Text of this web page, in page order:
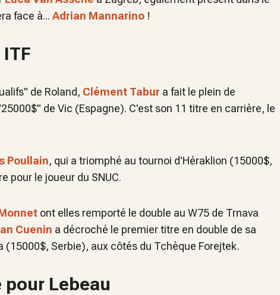
face à... Adrian Mannarino !
de Roland, Clément Tabur a fait le plein de
de Vic (Espagne). C'est son 11 titre en carrière, le
Poullain, qui a triomphé au tournoi d'Héraklion (15000$,
pour le joueur du SNUC.
ont elles remporté le double au W75 de Trnava
Cuenin a décroché le premier titre en double de sa
(15000$, Serbie), aux côtés du Tchèque Forejtek.
Lebeau